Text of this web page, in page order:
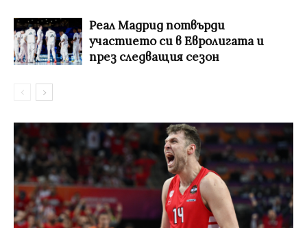
Реал Мадрид потвърди
участието си в Евролигата и
през следващия сезон